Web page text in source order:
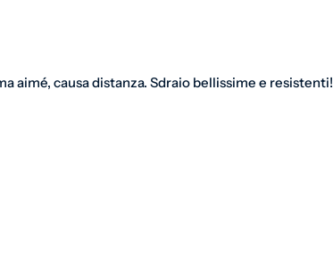
aimé, causa distanza. Sdraio bellissime e resistenti!